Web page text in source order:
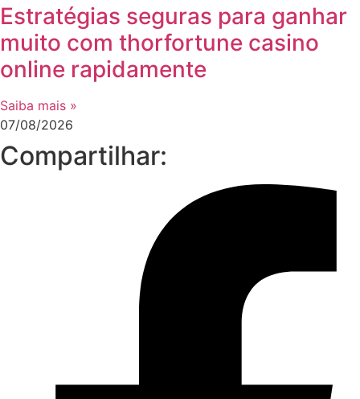
Estratégias seguras para ganhar
muito com thorfortune casino
online rapidamente
Saiba mais »
07/08/2026
Compartilhar: